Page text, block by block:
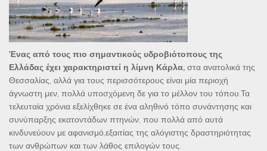
Ένας από τους πιο σημαντικούς υδροβιότοπους της
Ελλάδας έχει χαρακτηριστεί η λίμνη Κάρλα, στα ανατολικά της
Θεσσαλίας, αλλά για τους περισσότερους είναι μία περιοχή
άγνωστη μεν, πολλά υποσχόμενη δε για το μέλλον του τόπου. Τα
τελευταία χρόνια εξελίχθηκε σε ένα αληθινό τόπο συνάντησης και
συνύπαρξης εκατοντάδων πτηνών, που πολλά από αυτά
κινδυνεύουν με αφανισμό,εξαιτίας της αλόγιστης δραστηριότητας
των ανθρώπων και των λάθος επιλογών τους.